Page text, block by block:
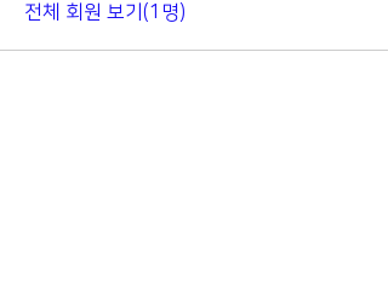
전체 회원 보기(1명)